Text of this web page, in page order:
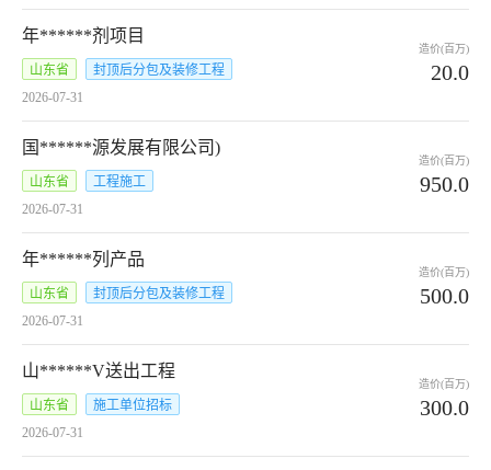
年******剂项目
山东省
封顶后分包及装修工程
2026-07-31
造价(百万)
20.0
国******源发展有限公司)
山东省
工程施工
2026-07-31
造价(百万)
950.0
年******列产品
山东省
封顶后分包及装修工程
2026-07-31
造价(百万)
500.0
山******V送出工程
山东省
施工单位招标
2026-07-31
造价(百万)
300.0